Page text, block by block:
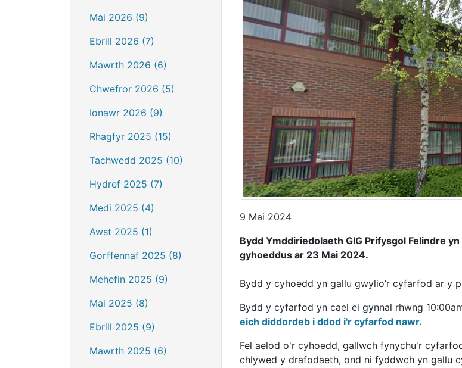
Mai 2026 (9)
Ebrill 2026 (7)
Mawrth 2026 (6)
Chwefror 2026 (5)
Ionawr 2026 (9)
Rhagfyr 2025 (15)
Tachwedd 2025 (10)
Hydref 2025 (7)
Medi 2025 (4)
Awst 2025 (1)
Gorffennaf 2025 (8)
Mehefin 2025 (9)
Mai 2025 (8)
Ebrill 2025 (9)
Mawrth 2025 (6)
9 Mai 2024
Bydd Ymddiriedolaeth GIG Prifysgol Felindre
gyhoeddus ar 23 Mai 2024.
Bydd y cyhoedd yn gallu gwylio’r cyfarfod ar y
Bydd y cyfarfod yn cael ei gynnal rhwng
eich diddordeb i ddod i'r cyfarfod nawr.
Fel aelod o'r cyhoedd, gallwch fynychu'r
chlywed y drafodaeth, ond ni fyddwch yn gallu